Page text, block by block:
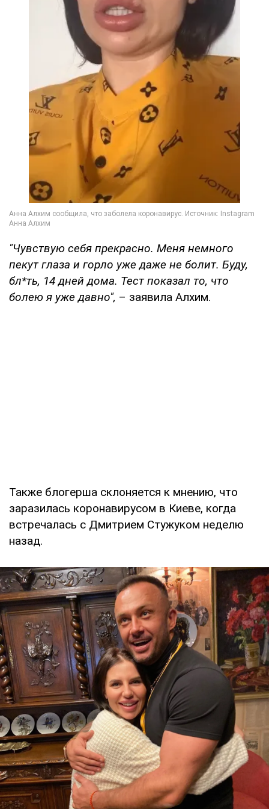
"Чувствую себя прекрасно. Меня немного
пекут глаза и горло уже даже не болит. Буду,
бл*ть, 14 дней дома. Тест показал то, что
болею я уже давно", – заявила Алхим.
Также блогерша склоняется к мнению, что
заразилась коронавирусом в Киеве, когда
встречалась с Дмитрием Стужуком неделю
назад.